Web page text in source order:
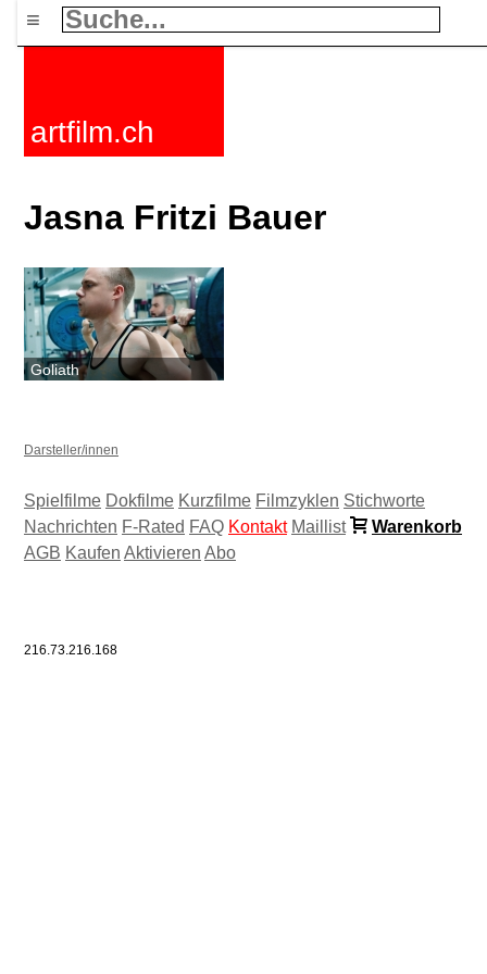
≡
artfilm.ch
Jasna Fritzi Bauer
Goliath
Darsteller/innen
Spielfilme Dokfilme Kurzfilme Filmzyklen Stichworte
Nachrichten F-Rated FAQ Kontakt Maillist
Warenkorb
AGB Kaufen Aktivieren Abo
216.73.216.168